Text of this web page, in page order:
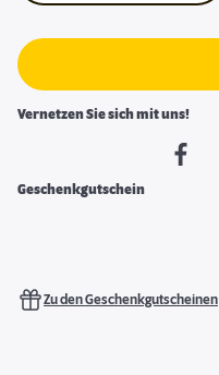
Vernetzen Sie sich mit uns!
Geschenkgutschein
Zu den Geschenkgutscheinen